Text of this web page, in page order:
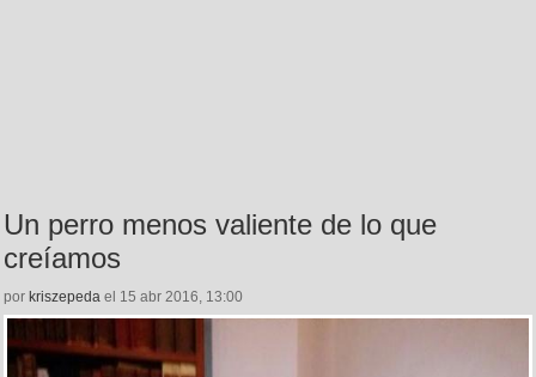
Un perro menos valiente de lo que
creíamos
por kriszepeda el 15 abr 2016, 13:00